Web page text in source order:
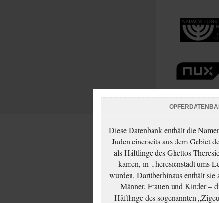
Diese Datenbank enthält die
Juden einerseits aus dem Gebiet
als Häftlinge des Ghettos
kamen, in Theresienstadt ums
wurden. Darüberhinaus enthält
Männer, Frauen und Kinder –
Häftlinge des sogenannten